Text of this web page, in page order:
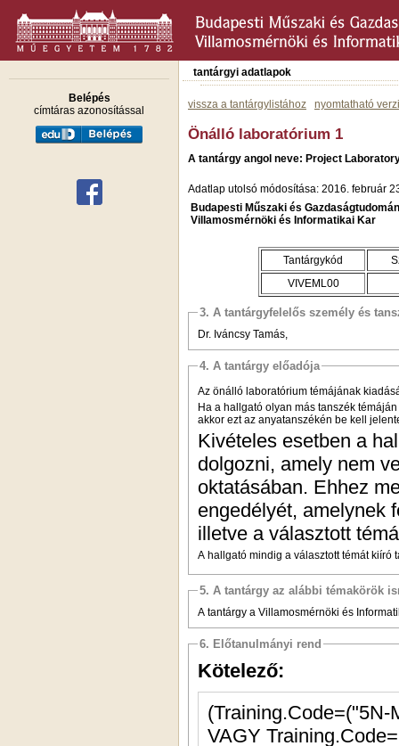
Belépés
címtáras azonosítással
tantárgyi adatlapok
vissza a tantárgylistához nyomtatható
Önálló laboratórium 1
A tantárgy angol neve: Project
Adatlap utolsó módosítása: 2016. február
Budapesti Műszaki és
Villamosmérnöki és Informatikai Kar
Tantárgykód
VIVEML00
3. A tantárgyfelelős személy és
Dr. Iváncsy Tamás,
4. A tantárgy előadója
Az önálló laboratórium témájának
Ha a hallgató olyan más tanszék
akkor ezt az anyatanszékén be kell
Kivételes esetben a
dolgozni, amely nem
oktatásában. Ehhez
engedélyét, amelynek
illetve a választott
A hallgató mindig a választott témát kiíró
5. A tantárgy az alábbi témakörök
A tantárgy a Villamosmérnöki és
6. Előtanulmányi rend
Kötelező:
(Training.Code=("5N-